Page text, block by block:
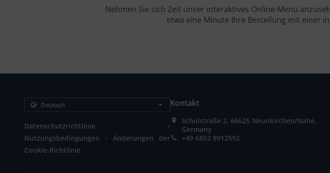
Nehmen Sie sich Zeit unser interaktives Online-Menü
etwa eine Minute Ihre Bestellung mit einer
Datenschutzrichtlinie .
Nutzungsbedingungen .
Änderungen der
Cookie-Richtlinie
Kontakt
Schulstraße 2, 66625 Neunkirchen/Nahe,
Germany
+49 6852 9912592